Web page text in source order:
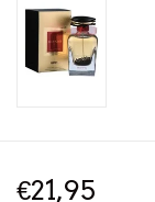
€21,95